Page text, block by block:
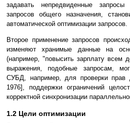
задавать непредвиденные
запросов общего назначения,
автоматической оптимизации запросов.
Второе применение запросов
изменяют хранимые данные на
(например, "повысить зарплату всем
выражения, подобные запросам,
СУБД, например, для проверки прав
1976], поддержки ограничений
корректной синхронизации
1.2 Цели оптимизации